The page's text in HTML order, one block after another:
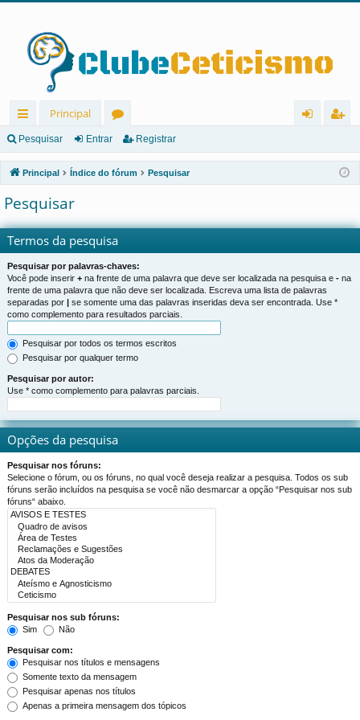
in
ks
rá
pi
d
os
Principal
ór
u
ns
ra
r
ist
ra
Pesquisar Entrar Registrar
Principal Índice do fórum Pesquisar
Pesquisar
Termos da pesquisa
Pesquisar por palavras-chaves:
Você pode inserir + na frente de uma palavra que deve ser localizada na pesquisa e - na
frente de uma palavra que não deve ser localizada. Escreva uma lista de palavras
separadas por
se somente uma das palavras inseridas deva ser encontrada. Use *
como complemento para resultados parciais.
Pesquisar por todos os termos escritos
Pesquisar por qualquer termo
Pesquisar por autor:
Use * como complemento para palavras parciais.
Opções da pesquisa
Pesquisar nos fóruns:
Selecione o fórum, ou os fóruns, no qual você deseja realizar a pesquisa. Todos os sub
fóruns serão incluídos na pesquisa se você não desmarcar a opção “Pesquisar nos sub
fóruns“ abaixo.
Pesquisar nos sub fóruns:
Sim
Não
Pesquisar com:
Pesquisar nos títulos e mensagens
Somente texto da mensagem
Pesquisar apenas nos títulos
Apenas a primeira mensagem dos tópicos